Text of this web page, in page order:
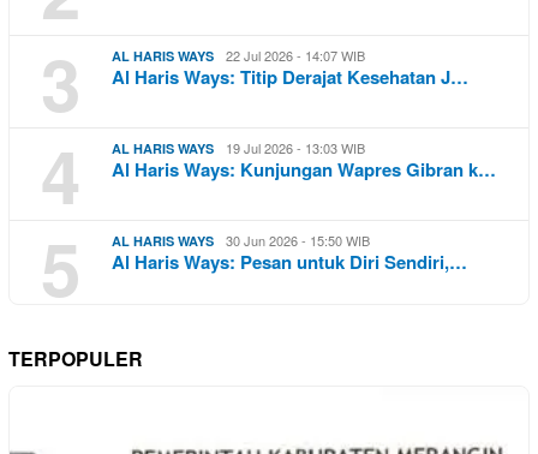
3
AL HARIS WAYS 22 Jul 2026 - 14:07 WIB
Al Haris Ways: Titip Derajat Kesehatan J…
4 AL HARIS WAYS 19 Jul 2026 - 13:03 WIB
Al Haris Ways: Kunjungan Wapres Gibran k…
5 AL HARIS WAYS 30 Jun 2026 - 15:50 WIB
Al Haris Ways: Pesan untuk Diri Sendiri,…
TERPOPULER